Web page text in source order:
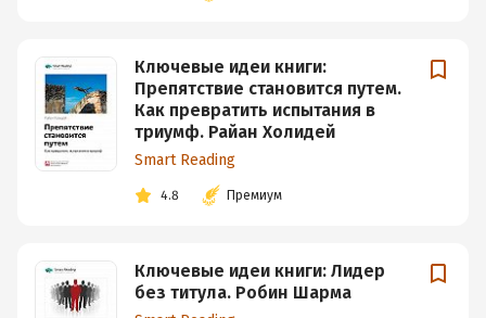
Ключевые идеи книги:
Препятствие становится путем.
Как превратить испытания в
триумф. Райан Холидей
Smart Reading
4.8 Премиум
Ключевые идеи книги: Лидер
без титула. Робин Шарма